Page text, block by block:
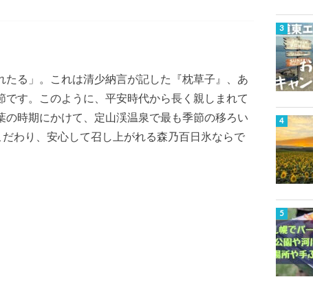
たる」。これは清少納言が記した『枕草子』、あ
す。このように、平安時代から長く親しまれて
時期にかけて、定山渓温泉で最も季節の移ろい
わり、安心して召し上がれる森乃百日氷ならで